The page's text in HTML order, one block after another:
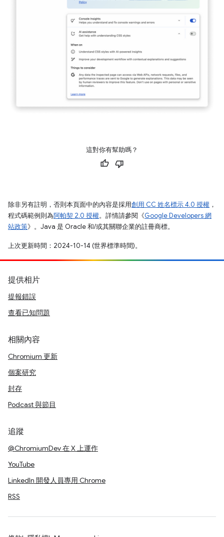
這對你有幫助嗎？
除非另有註明，否則本頁面中的內容是採用創用 CC 姓名標示 4.0 授權 ，
程式碼範例則為阿帕契 2.0 授權。詳情請參閱《Google Developers 網
站政策》。Java 是 Oracle 和/或其關聯企業的註冊商標。
上次更新時間：2024-10-14 (世界標準時間)。
提供相片
提報錯誤
查看已知問題
相關內容
Chromium 更新
個案研究
封存
Podcast 與節目
追蹤
@ChromiumDev 在 X 上運作
YouTube
LinkedIn 開發人員專用 Chrome
RSS